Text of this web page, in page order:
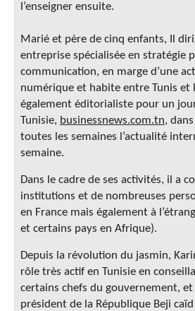
l’enseigner ensuite.
Marié et père de cinq enfants, Il
entreprise spécialisée en stratégie
communication, en marge d’une
numérique et habite entre Tunis et
également éditorialiste pour un
Tunisie, businessnews.com.tn,
toutes les semaines l’actualité
semaine.
Dans le cadre de ses activités, il a
institutions et de nombreuses
en France mais également à
et certains pays en Afrique).
Depuis la révolution du jasmin,
rôle très actif en Tunisie en
certains chefs du gouvernement, et
président de la République Beji caïd